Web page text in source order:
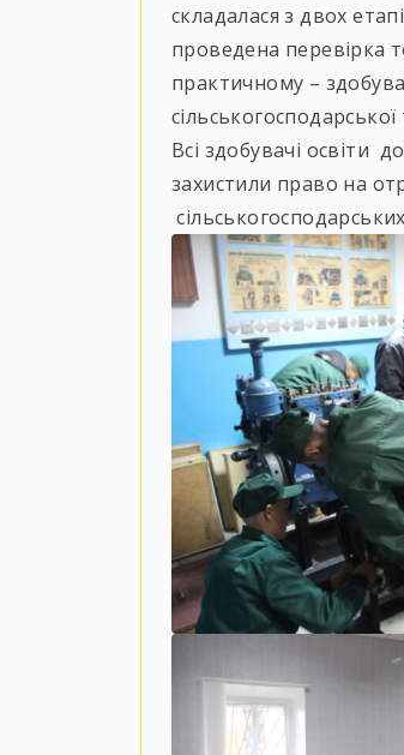
складалася з двох
проведена перевірка
практичному –
Всі здобувачі освіти
захистили право на